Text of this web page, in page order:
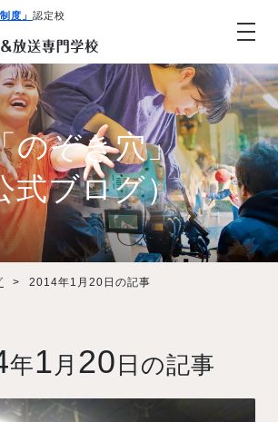
度」 認定校
ステム
のぞき穴」
式ブログ）
> 2014年1月20日の記事
年1 月 20 日の記事